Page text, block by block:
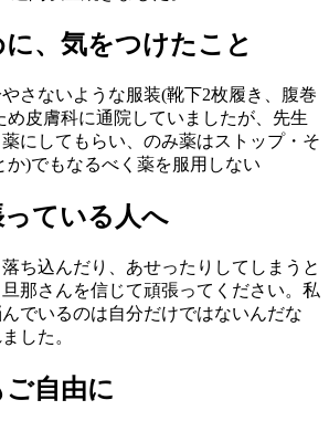
、気をつけたこと
さないような服装(靴下2枚履き、腹巻
め皮膚科に通院していましたが、先生
にしてもらい、のみ薬はストップ・そ
か)でもなるべく薬を服用しない
ている人へ
ち込んだり、あせったりしてしまうと
那さんを信じて頑張ってください。私
でいるのは自分だけではないんだな
した。
自由に